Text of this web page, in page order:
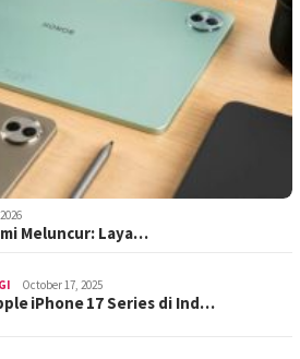
Meluncur: Laya…
October 17, 2025
iPhone 17 Series di Ind…